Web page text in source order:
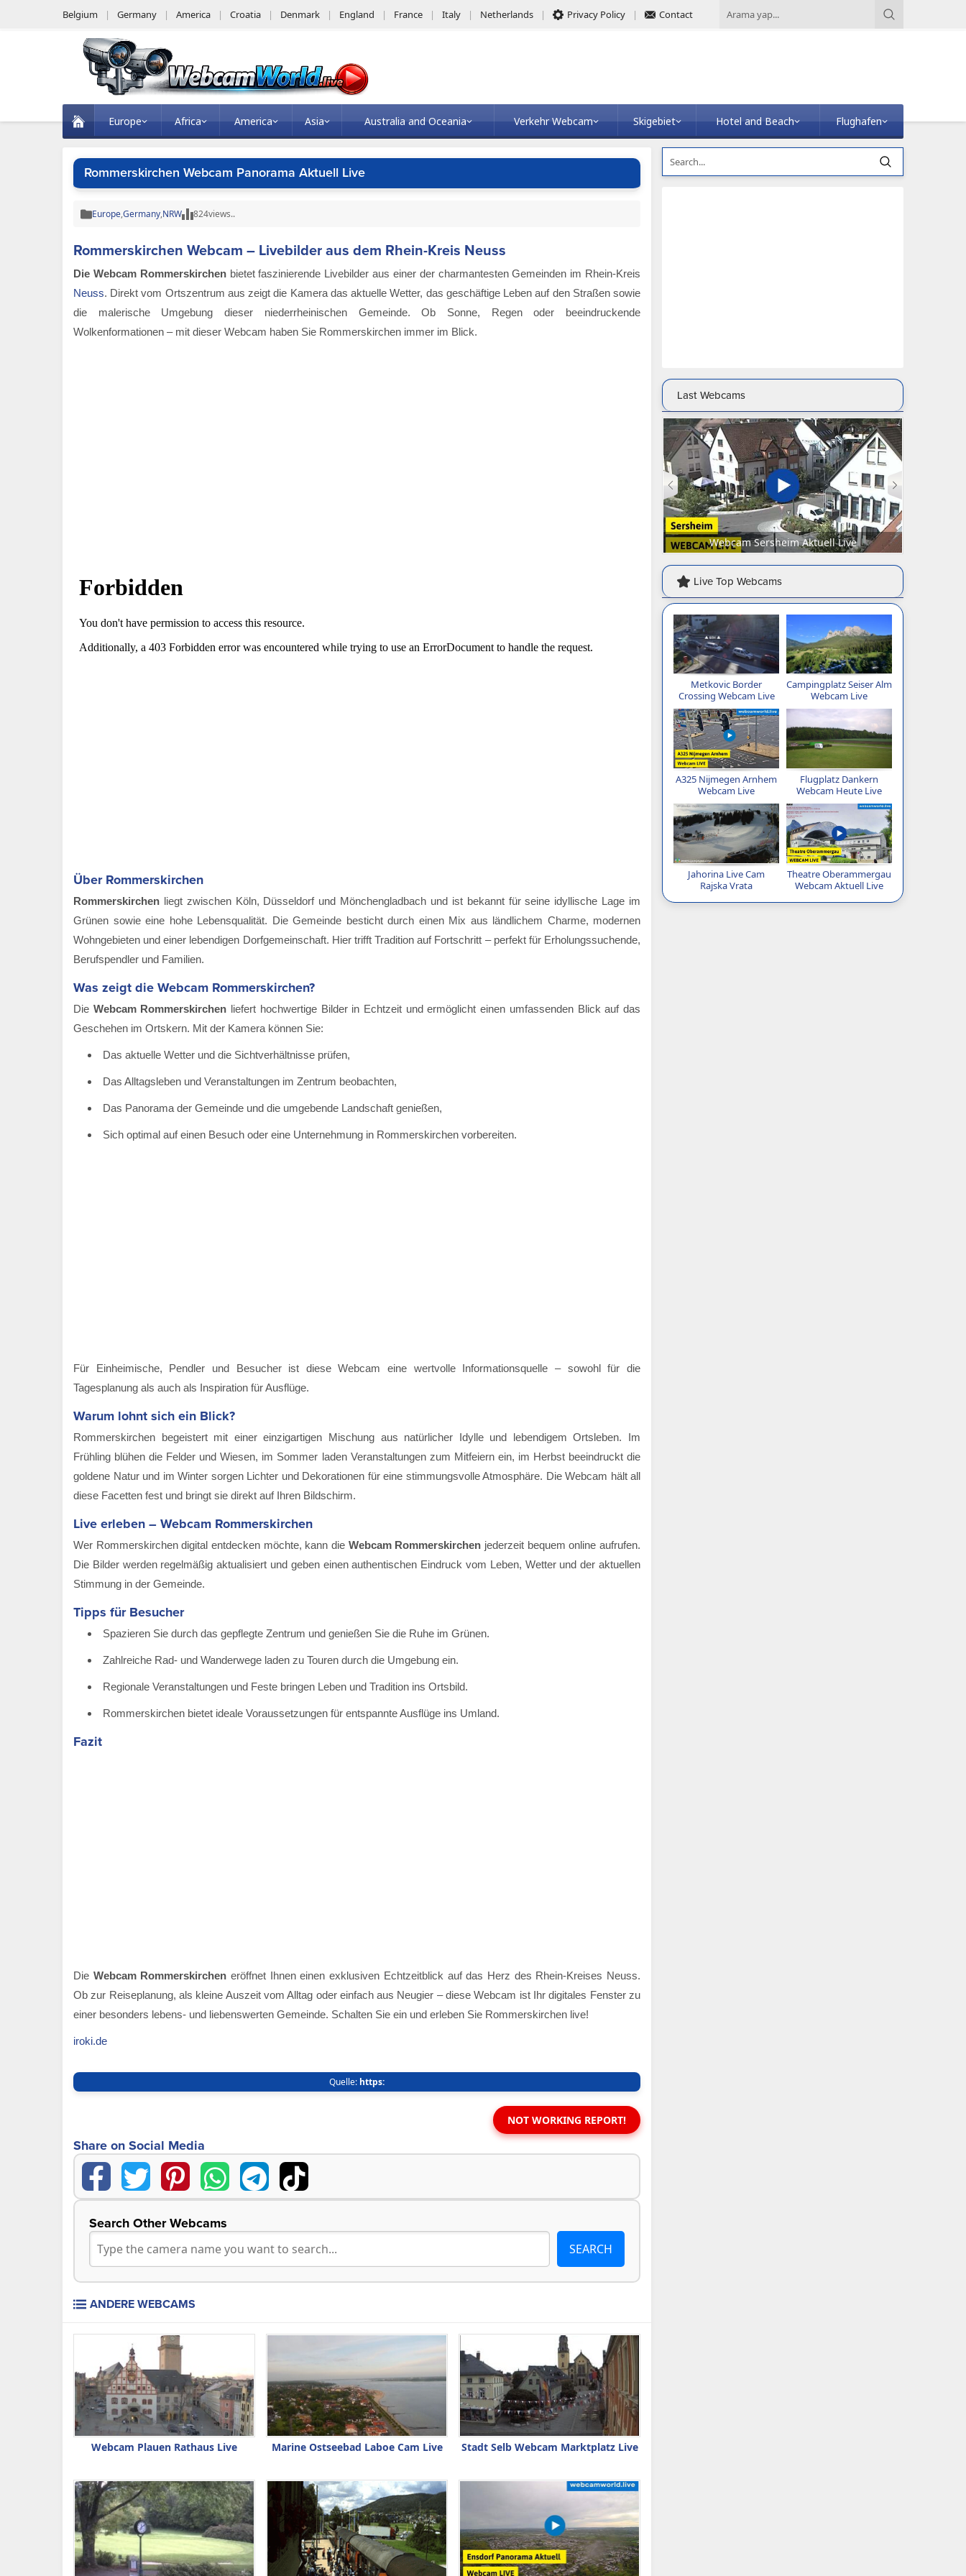
Belgium Germany America Croatia Denmark England France Italy Netherlands Privacy Policy Contact
Europe Africa America Asia Australia and Oceania Verkehr Webcam Skigebiet Hotel and Beach Flughafen
Rommerskirchen Webcam Panorama Aktuell Live
Europe,Germany,NRW 824views..
Rommerskirchen Webcam – Livebilder aus dem Rhein-Kreis Neuss
Die Webcam Rommerskirchenbietet faszinierende Livebilder aus einer der charmantesten Gemeinden im Rhein-Kreis
Neuss. Direkt vom Ortszentrum aus zeigt die Kamera das aktuelle Wetter, das geschäftige Leben auf den Straßen sowie
die malerische Umgebung dieser niederrheinischen Gemeinde. Ob Sonne, Regen oder beeindruckende
Wolkenformationen – mit dieser Webcam haben Sie Rommerskirchen immer im Blick.
Über Rommerskirchen
Rommerskirchen liegt zwischen Köln, Düsseldorf und Mönchengladbach und ist bekannt für seine idyllische Lage im
Grünen sowie eine hohe Lebensqualität. Die Gemeinde besticht durch einen Mix aus ländlichem Charme, modernen
Wohngebieten und einer lebendigen Dorfgemeinschaft. Hier trifft Tradition auf Fortschritt – perfekt für Erholungssuchende,
Berufspendler und Familien.
Was zeigt die Webcam Rommerskirchen?
Die Webcam Rommerskirchen liefert hochwertige Bilder in Echtzeit und ermöglicht einen umfassenden Blick auf das
Geschehen im Ortskern. Mit der Kamera können Sie:
Das aktuelle Wetter und die Sichtverhältnisse prüfen,
Das Alltagsleben und Veranstaltungen im Zentrum beobachten,
Das Panorama der Gemeinde und die umgebende Landschaft genießen,
Sich optimal auf einen Besuch oder eine Unternehmung in Rommerskirchen vorbereiten.
Für Einheimische, Pendler und Besucher ist diese Webcam eine wertvolle Informationsquelle – sowohl für die
Tagesplanung als auch als Inspiration für Ausflüge.
Warum lohnt sich ein Blick?
Rommerskirchen begeistert mit einer einzigartigen Mischung aus natürlicher Idylle und lebendigem Ortsleben. Im
Frühling blühen die Felder und Wiesen, im Sommer laden Veranstaltungen zum Mitfeiern ein, im Herbst beeindruckt die
goldene Natur und im Winter sorgen Lichter und Dekorationen für eine stimmungsvolle Atmosphäre. Die Webcam hält all
diese Facetten fest und bringt sie direkt auf Ihren Bildschirm.
Live erleben – Webcam Rommerskirchen
Wer Rommerskirchen digital entdecken möchte, kann die Webcam Rommerskirchen jederzeit bequem online aufrufen.
Die Bilder werden regelmäßig aktualisiert und geben einen authentischen Eindruck vom Leben, Wetter und der aktuellen
Stimmung in der Gemeinde.
Tipps für Besucher
Spazieren Sie durch das gepflegte Zentrum und genießen Sie die Ruhe im Grünen.
Zahlreiche Rad- und Wanderwege laden zu Touren durch die Umgebung ein.
Regionale Veranstaltungen und Feste bringen Leben und Tradition ins Ortsbild.
Rommerskirchen bietet ideale Voraussetzungen für entspannte Ausflüge ins Umland.
Fazit
Die Webcam Rommerskirchen eröffnet Ihnen einen exklusiven Echtzeitblick auf das Herz des Rhein-Kreises Neuss.
Ob zur Reiseplanung, als kleine Auszeit vom Alltag oder einfach aus Neugier – diese Webcam ist Ihr digitales Fenster zu
einer besonders lebens- und liebenswerten Gemeinde. Schalten Sie ein und erleben Sie Rommerskirchen live!
iroki.de
Quelle: https:
NOT WORKING REPORT!
Share on Social Media
Search Other Webcams
ANDERE WEBCAMS
Webcam Plauen Rathaus Live Marine Ostseebad Laboe Cam Live Stadt Selb Webcam Marktplatz Live
Last Webcams
Webcam Sersheim Aktuell Live
Live Top Webcams
Metkovic Border
Crossing Webcam Live
Campingplatz Seiser Alm
Webcam Live
A325 Nijmegen Arnhem
Webcam Live
Flugplatz Dankern
Webcam Heute Live
Jahorina Live Cam
Rajska Vrata
Theatre Oberammergau
Webcam Aktuell Live